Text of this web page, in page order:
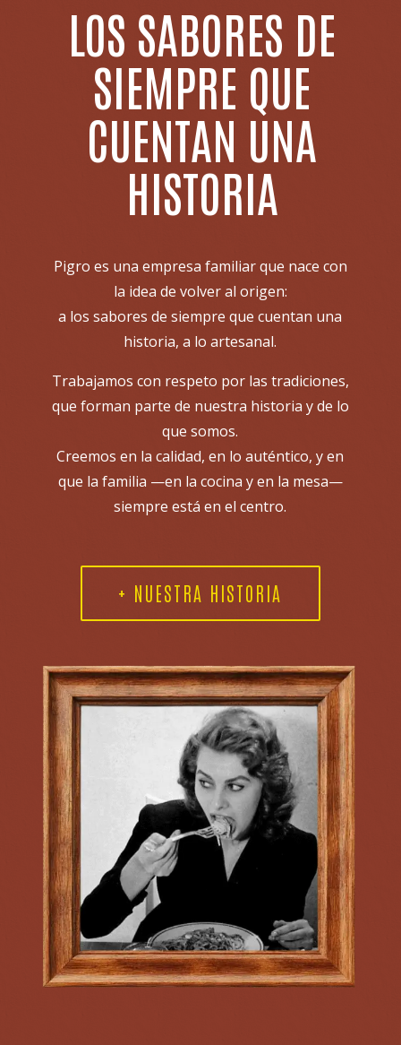
LOS SABORES DE
SIEMPRE QUE
CUENTAN UNA
HISTORIA
Pigro es una empresa familiar que nace con
la idea de volver al origen:
a los sabores de siempre que cuentan una
historia, a lo artesanal.
Trabajamos con respeto por las tradiciones,
que forman parte de nuestra historia y de lo
que somos.
Creemos en la calidad, en lo auténtico, y en
que la familia —en la cocina y en la mesa—
siempre está en el centro.
+ NUESTRA HISTORIA